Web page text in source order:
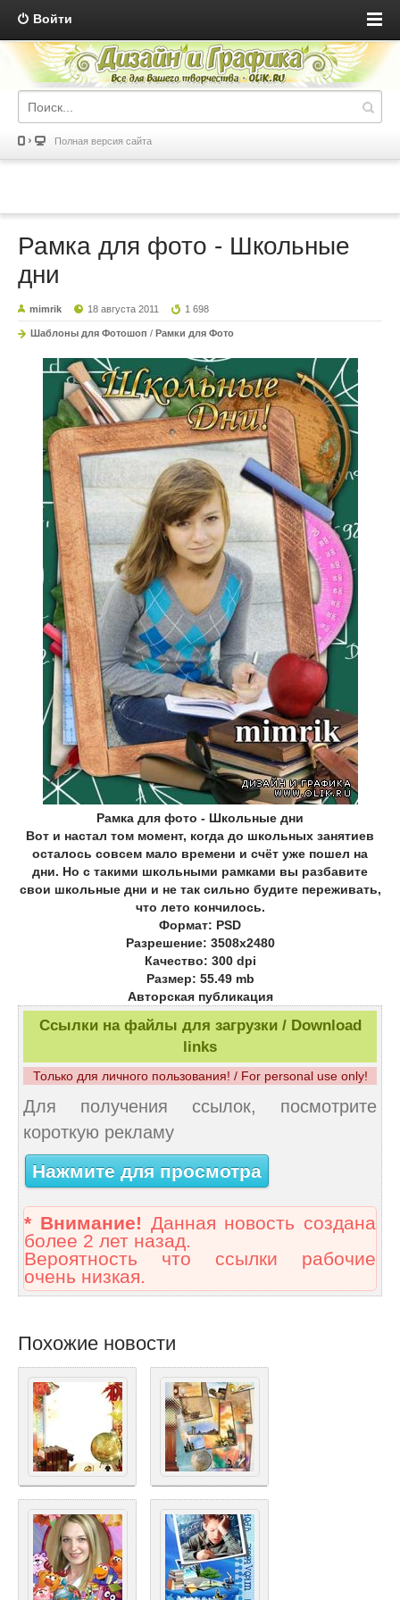
Войти
Полная версия сайта
Рамка для фото - Школьные
дни
mimrik 18 августа 2011 1 698
Шаблоны для Фотошоп / Рамки для Фото
Рамка для фото - Школьные дни
Вот и настал том момент, когда до школьных занятиев
осталось совсем мало времени и счёт уже пошел на
дни. Но с такими школьными рамками вы разбавите
свои школьные дни и не так сильно будите переживать,
что лето кончилось.
Формат: PSD
Разрешение: 3508x2480
Качество: 300 dpi
Размер: 55.49 mb
Авторская публикация
Ссылки на файлы для загрузки / Download
links
Только для личного пользования! / For personal use only!
Для получения ссылок, посмотрите
короткую рекламу
Нажмите для просмотра
* Внимание! Данная новость создана
более 2 лет назад.
Вероятность что ссылки рабочие
очень низкая.
Похожие новости